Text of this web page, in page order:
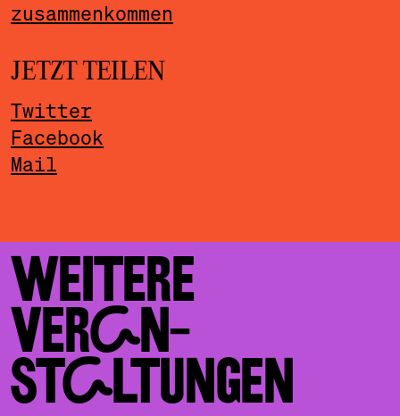
zusammenkommen
JETZT TEILEN
Twitter
Facebook
Mail
WEITERE
VERAN­
STALTUNGEN